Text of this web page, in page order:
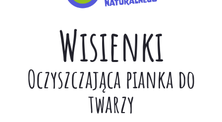
Wisienki
Oczyszczająca pianka do
twarzy